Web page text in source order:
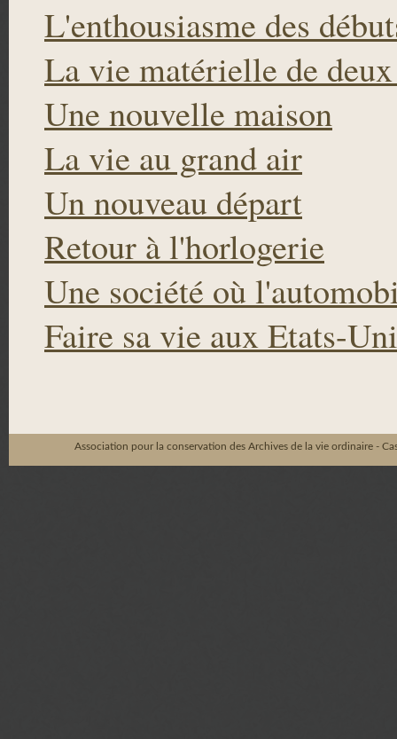
L'enthousiasme des
La vie matérielle de
Une nouvelle maison
La vie au grand air
Un nouveau départ
Retour à l'horlogerie
Une société où
Faire sa vie aux Etats-
Association pour la conservation des Archives de la vie ordinaire -